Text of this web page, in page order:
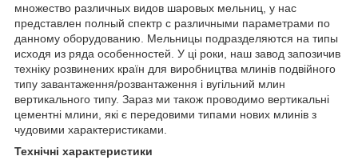
множество различных видов шаровых мельниц, у нас
представлен полный спектр с различными параметрами по
данному оборудованию. Мельницы подразделяются на типы
исходя из ряда особенностей. У ці роки, наш завод запозичив
техніку розвинених країн для виробництва млинів подвійного
типу завантаження/розвантаження і вугільний млин
вертикального типу. Зараз ми також проводимо вертикальні
цементні млини, які є передовими типами нових млинів з
чудовими характеристиками.
Технічні характеристики